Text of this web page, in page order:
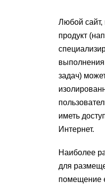
Любой сайт,
продукт
выполнения
задач)
иметь
Интернет.
Наиболее
для
помещение